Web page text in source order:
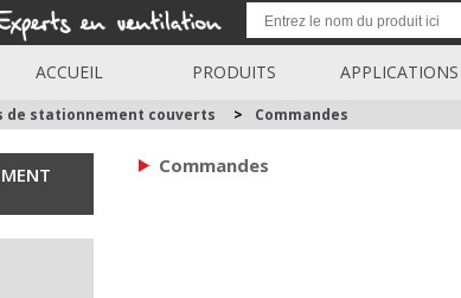
ACCUEIL PRODUITS APPLICATIONS
de stationnement couverts > Commandes
Commandes